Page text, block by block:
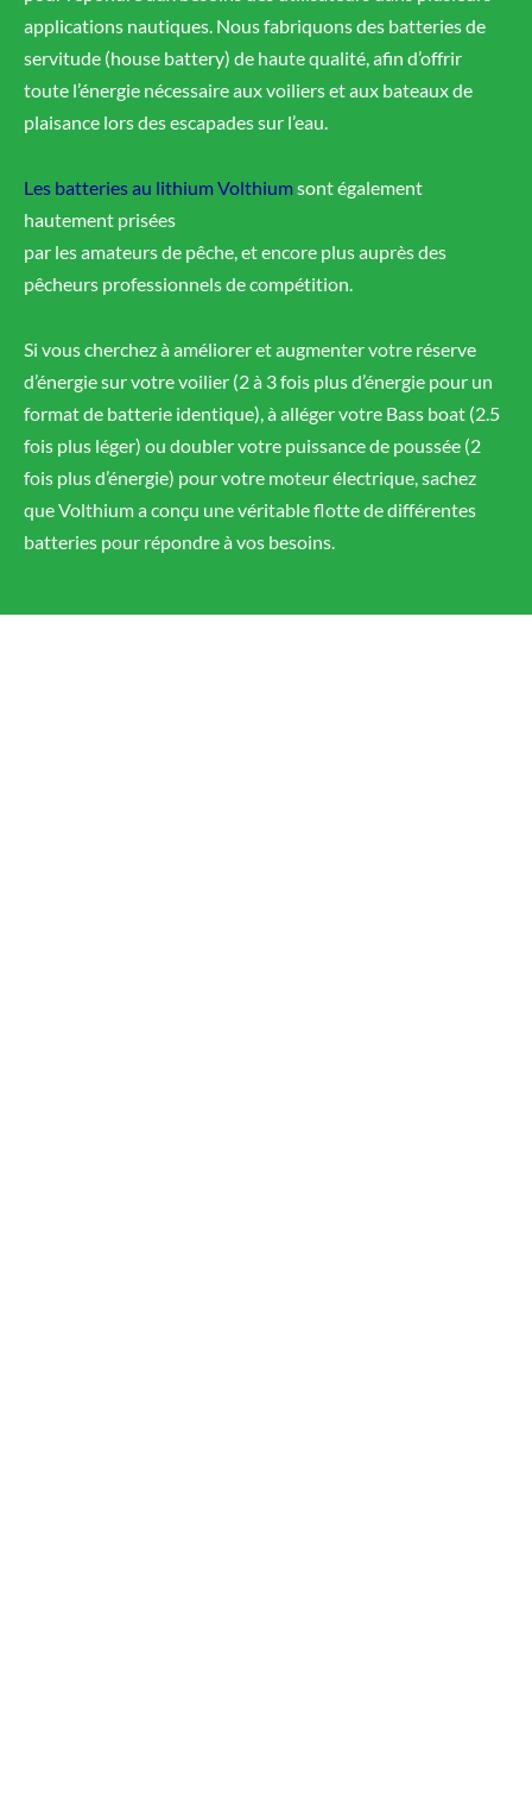
applications nautiques. Nous fabriquons des batteries de
servitude (house battery) de haute qualité, afin d’offrir
toute l’énergie nécessaire aux voiliers et aux bateaux de
plaisance lors des escapades sur l’eau.
Les batteries au lithium Volthiumsont également
hautement prisées
par les amateurs de pêche, et encore plus auprès des
pêcheurs professionnels de compétition.
Si vous cherchez à améliorer et augmenter votre réserve
d’énergie sur votre voilier (2 à 3 fois plus d’énergie pour un
format de batterie identique), à alléger votre Bass boat (2.5
fois plus léger) ou doubler votre puissance de poussée (2
fois plus d’énergie) pour votre moteur électrique, sachez
que Volthium a conçu une véritable flotte de différentes
batteries pour répondre à vos besoins.